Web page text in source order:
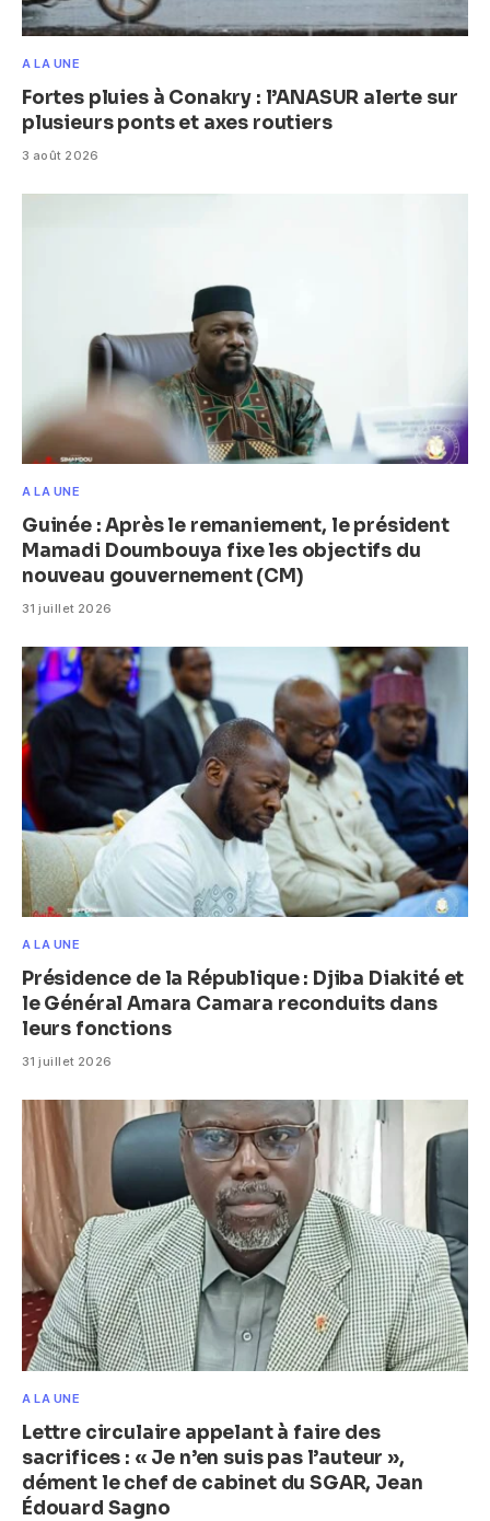
A LA UNE
Fortes pluies à Conakry : l’ANASUR alerte sur
plusieurs ponts et axes routiers
3 août 2026
A LA UNE
Guinée : Après le remaniement, le président
Mamadi Doumbouya fixe les objectifs du
nouveau gouvernement (CM)
31 juillet 2026
A LA UNE
Présidence de la République : Djiba Diakité et
le Général Amara Camara reconduits dans
leurs fonctions
31 juillet 2026
A LA UNE
Lettre circulaire appelant à faire des
sacrifices : « Je n’en suis pas l’auteur »,
dément le chef de cabinet du SGAR, Jean
Édouard Sagno